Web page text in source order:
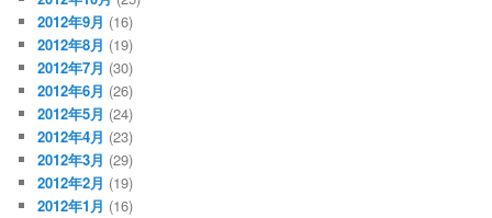
2012年9月 (16)
2012年8月 (19)
2012年7月 (30)
2012年6月 (26)
2012年5月 (24)
2012年4月 (23)
2012年3月 (29)
2012年2月 (19)
2012年1月 (16)